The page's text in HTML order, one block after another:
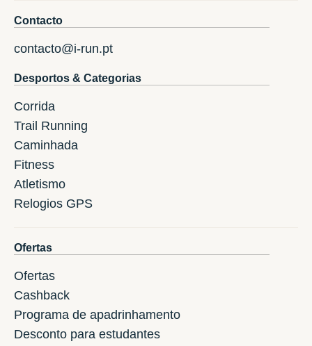
Contacto
contacto@i-run.pt
Desportos & Categorias
Corrida
Trail Running
Caminhada
Fitness
Atletismo
Relogios GPS
Ofertas
Ofertas
Cashback
Programa de apadrinhamento
Desconto para estudantes